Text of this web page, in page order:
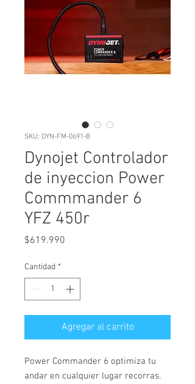
SKU: DYN-FM-0691-B
Dynojet Controlador
de inyeccion Power
Commmander 6
YFZ 450r
$619.990
Cantidad *
Agregar al carrito
Power Commander 6 optimiza tu
andar en cualquier lugar recorras.